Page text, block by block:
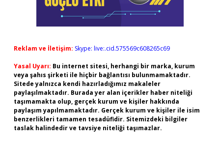
Reklam ve İletişim: Skype: live:.cid.575569c608265c69
Yasal Uyarı: Bu internet sitesi, herhangi bir marka, kurum
veya şahıs şirketi ile hiçbir bağlantısı bulunmamaktadır.
Sitede yalnızca kendi hazırladığımız makaleler
paylaşılmaktadır. Burada yer alan içerikler haber niteliği
taşımamakta olup, gerçek kurum ve kişiler hakkında
paylaşım yapılmamaktadır. Gerçek kurum ve kişiler ile isim
benzerlikleri tamamen tesadüfidir. Sitemizdeki bilgiler
taslak halindedir ve tavsiye niteliği taşımazlar.